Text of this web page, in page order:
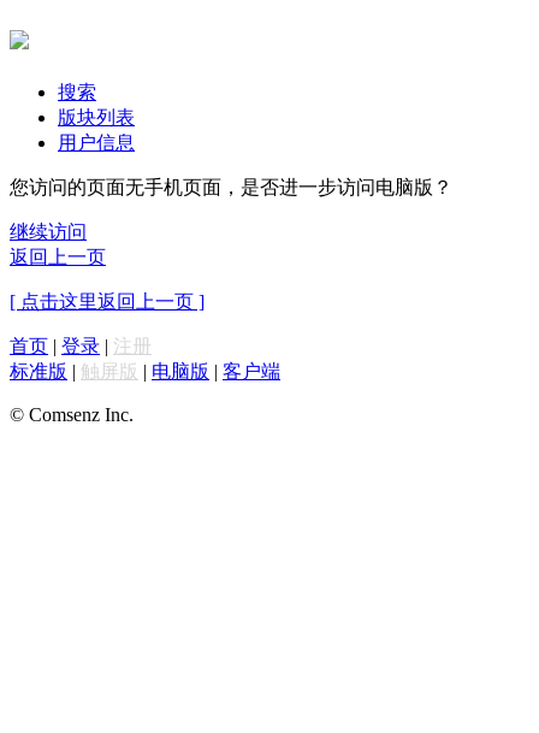
搜索
版块列表
用户信息
您访问的页面无手机页面，是否进一步访问电脑版？
继续访问
返回上一页
[ 点击这里返回上一页 ]
首页 | 登录 | 注册
标准版 | 触屏版 | 电脑版 | 客户端
© Comsenz Inc.